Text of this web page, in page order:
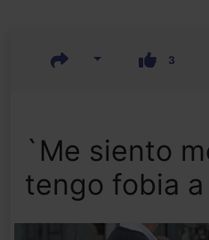
3
`Me siento
tengo fobia a